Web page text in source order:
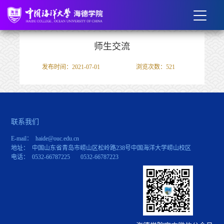
师生交流
发布时间：2021-07-01 浏览次数： 521
联系我们
E-mail： haide@ouc.edu.cn
地址： 中国山东省青岛市崂山区松岭路238号中国海洋大学崂山校区
电话： 0532-66787225 0532-66787223